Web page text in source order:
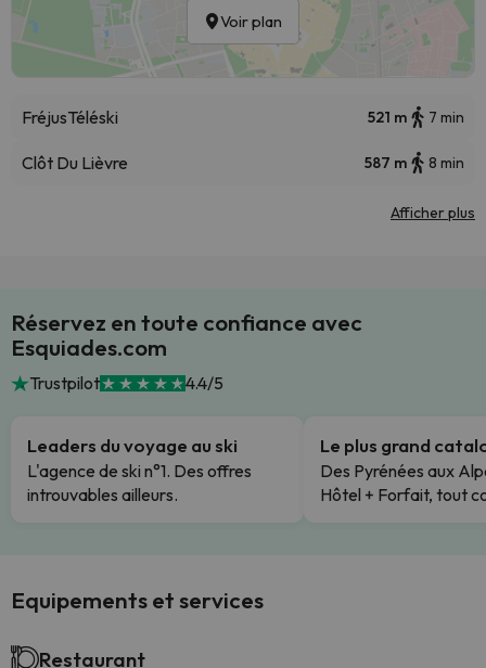
Voir plan
FréjusTéléski 521 m 7 min
Clôt Du Lièvre 587 m 8 min
Afficher plus
Réservez en toute confiance avec
Esquiades.com
Trustpilot 4.4/5
Leaders du voyage au ski
L'agence de ski n°1. Des offres
introuvables ailleurs.
Le plus grand
Des Pyrénées aux
Hôtel + Forfait, tout
Equipements et services
Restaurant